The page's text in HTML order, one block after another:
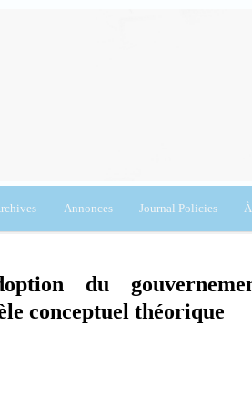
Annonces Journal Policies
du
conceptuel théorique